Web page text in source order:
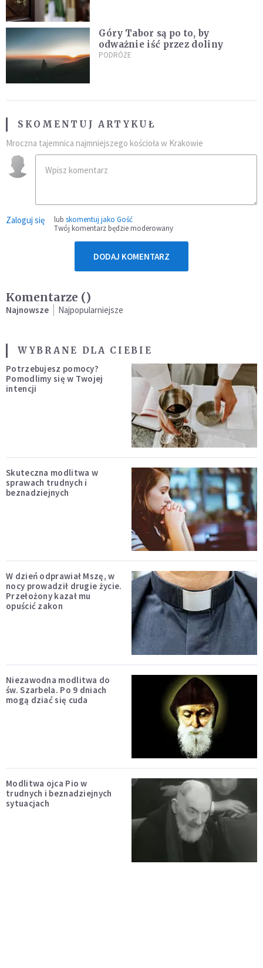
Góry Tabor są po to, by
odważnie iść przez doliny
PODRÓŻE
SKOMENTUJ ARTYKUŁ
Mroczna tajemnica najmniejszego kościoła w Krakowie
Zaloguj się lub skomentuj jako Gość
Twój komentarz będzie moderowany
DODAJ KOMENTARZ
Komentarze ()
Najnowsze Najpopularniejsze
WYBRANE DLA CIEBIE
Potrzebujesz pomocy?
Pomodlimy się w Twojej
intencji
Skuteczna modlitwa w
sprawach trudnych i
beznadziejnych
W dzień odprawiał Mszę, w
nocy prowadził drugie życie.
Przełożony kazał mu
opuścić zakon
Niezawodna modlitwa do
św. Szarbela. Po 9 dniach
mogą dziać się cuda
Modlitwa ojca Pio w
trudnych i beznadziejnych
sytuacjach